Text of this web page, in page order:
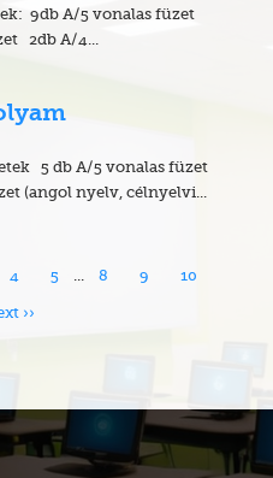
9db A/5 vonalas füzet
2db A/4...
5 db A/5 vonalas füzet
(angol nyelv, célnyelvi...
4 5 8 9
10
››